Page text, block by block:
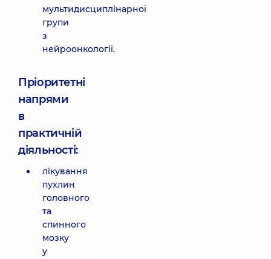
мультидисциплінарної
групи
з
нейроонкології.
Пріоритетні
напрями
в
практичній
діяльності:
лікування
пухлин
головного
та
спинного
мозку
у